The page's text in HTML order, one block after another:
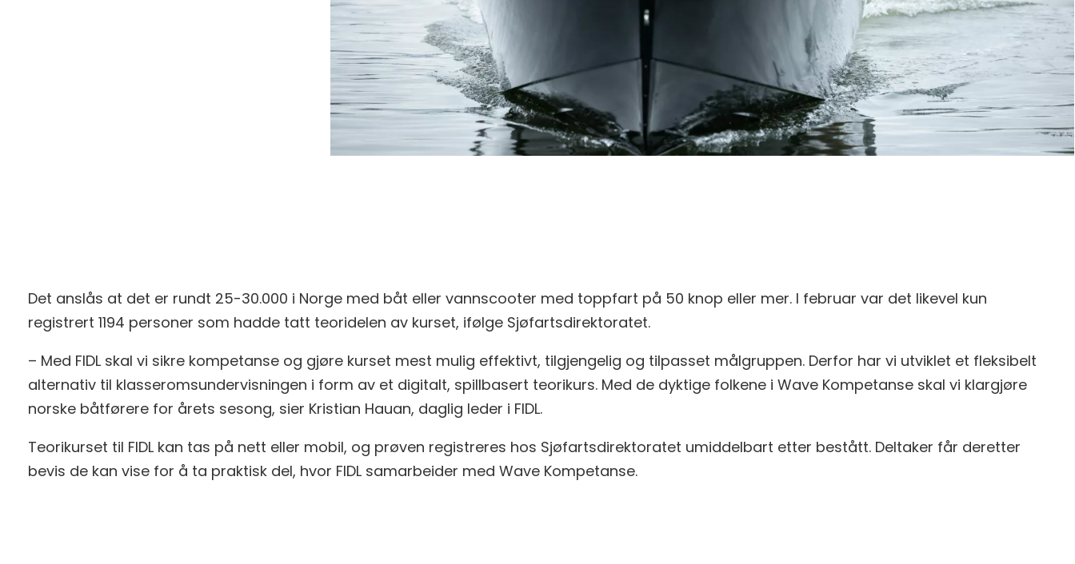
Det anslås at det er rundt 25-30.000 i Norge med båt eller vannscooter med toppfart på 50 knop eller mer. I februar var det likevel kun
registrert 1194 personer som hadde tatt teoridelen av kurset, ifølge Sjøfartsdirektoratet.
– Med FIDL skal vi sikre kompetanse og gjøre kurset mest mulig effektivt, tilgjengelig og tilpasset målgruppen. Derfor har vi utviklet et fleksibelt
alternativ til klasseromsundervisningen i form av et digitalt, spillbasert teorikurs. Med de dyktige folkene i Wave Kompetanse skal vi klargjøre
norske båtførere for årets sesong, sier Kristian Hauan, daglig leder i FIDL.
Teorikurset til FIDL kan tas på nett eller mobil, og prøven registreres hos Sjøfartsdirektoratet umiddelbart etter bestått. Deltaker får deretter
bevis de kan vise for å ta praktisk del, hvor FIDL samarbeider med Wave Kompetanse.